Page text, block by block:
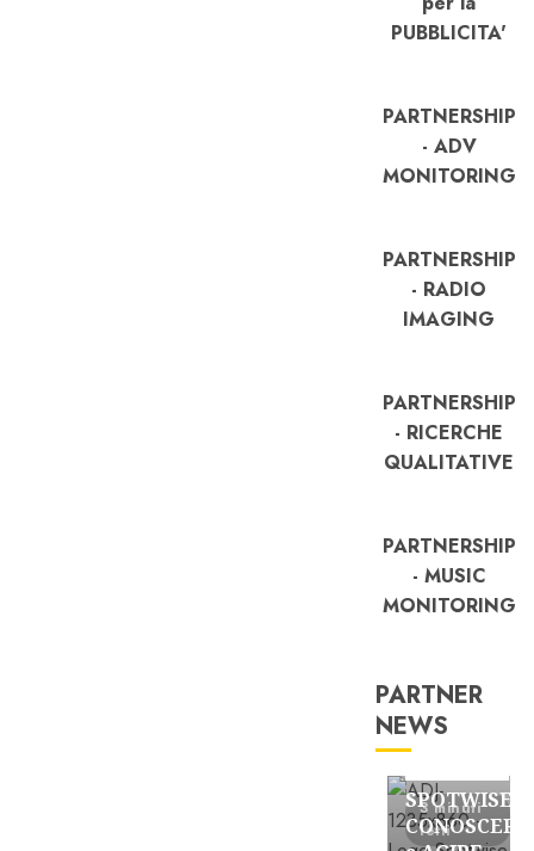
PUBBLICITA'
PARTNERSHIP
- ADV
MONITORING
PARTNERSHIP
- RADIO
IMAGING
PARTNERSHIP
- RICERCHE
QUALITATIVE
PARTNERSHIP
- MUSIC
MONITORING
PARTNER
NEWS
3 minuti
letti
FREE
SPOTWISE:
CONOSCERE